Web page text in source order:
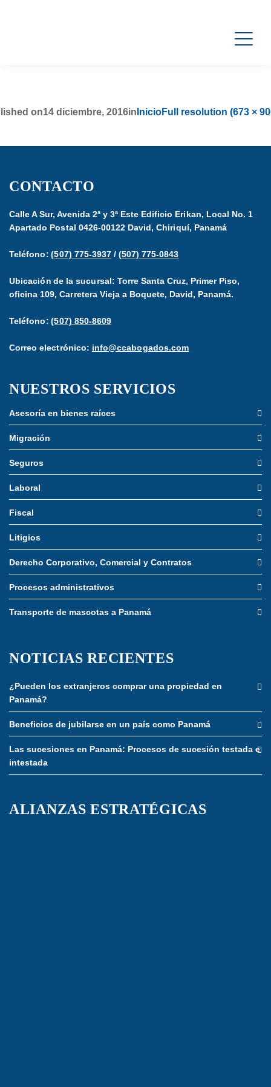
on14 diciembre, 2016in InicioFull resolution (673 ×
CONTACTO
Calle A Sur, Avenida 2ª y 3ª Este Edificio Erikan, Local No. 1
Apartado Postal 0426-00122 David, Chiriquí, Panamá
Teléfono:(507) 775-3937 / (507) 775-0843
Ubicación de la sucursal: Torre Santa Cruz, Primer Piso,
oficina 109, Carretera Vieja a Boquete, David, Panamá.
Teléfono:(507) 850-8609
Correo electrónico: info@ccabogados.com
NUESTROS SERVICIOS
Asesoría en bienes raíces
Migración
Seguros
Laboral
Fiscal
Litigios
Derecho Corporativo, Comercial y Contratos
Procesos administrativos
Transporte de mascotas a Panamá
NOTICIAS RECIENTES
¿Pueden los extranjeros comprar una propiedad en
Panamá?
Beneficios de jubilarse en un país como Panamá
Las sucesiones en Panamá: Procesos de sucesión testada e
intestada
ALIANZAS ESTRATÉGICAS